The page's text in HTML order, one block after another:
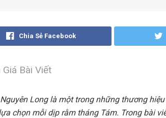
Chia Sẻ Facebook
Bài Viết
Long là một trong những thương
chọn mỗi dịp rằm tháng Tám. Trong bài